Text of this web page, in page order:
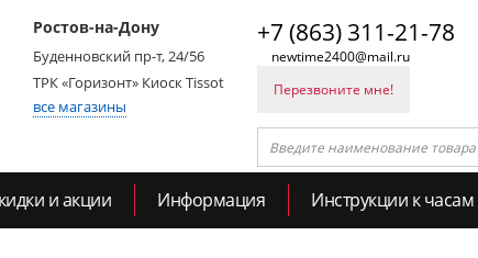
Ростов-на-Дону
Буденновский пр-т, 24/56
ТРК «Горизонт» Киоск Tissot
все магазины
+7 (863) 311-21-78
newtime2400@mail.ru
Перезвоните мне!
и акции Информация Инструкции к часам